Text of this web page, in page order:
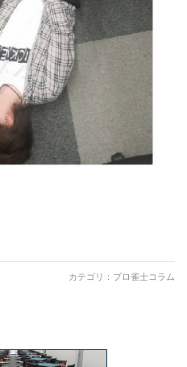
カテゴリ： プロ雀士コラム